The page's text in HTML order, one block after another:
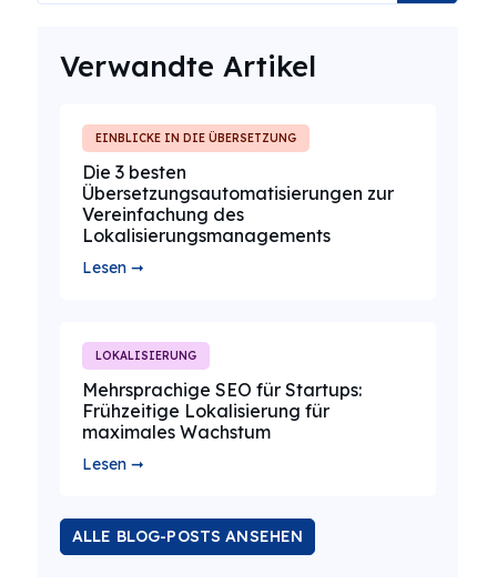
Verwandte Artikel
EINBLICKE IN DIE ÜBERSETZUNG
Die 3 besten
Übersetzungsautomatisierungen zur
Vereinfachung des
Lokalisierungsmanagements
Lesen ➞
LOKALISIERUNG
Mehrsprachige SEO für Startups:
Frühzeitige Lokalisierung für
maximales Wachstum
Lesen ➞
ALLE BLOG-POSTS ANSEHEN